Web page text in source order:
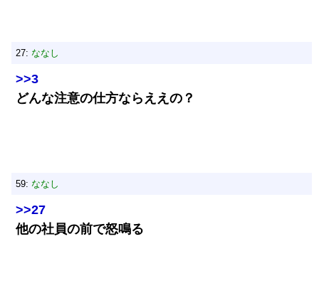
27: ななし
>>3
どんな注意の仕方ならええの？
59: ななし
>>27
他の社員の前で怒鳴る